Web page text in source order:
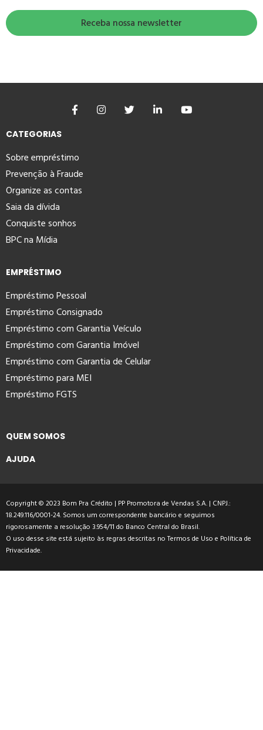
CATEGORIAS
Sobre empréstimo
Prevenção à Fraude
Organize as contas
Saia da dívida
Conquiste sonhos
BPC na Mídia
EMPRÉSTIMO
Empréstimo Pessoal
Empréstimo Consignado
Empréstimo com Garantia Veículo
Empréstimo com Garantia Imóvel
Empréstimo com Garantia de Celular
Empréstimo para MEI
Empréstimo FGTS
QUEM SOMOS
AJUDA
Copyright © 2023 Bom Pra Crédito | PP Promotora de Vendas S.A. | CNPJ.:
18.249.116/0001-24. Somos um correspondente bancário e seguimos
rigorosamente a resolução 3.954/11 do Banco Central do Brasil.
O uso desse site está sujeito às regras descritas noTermos de Uso e Política de
Privacidade.